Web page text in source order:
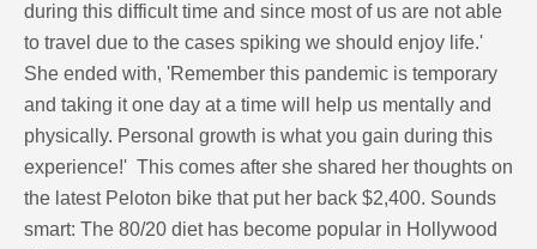
during this difficult time and since most of us are not able
to travel due to the cases spiking we should enjoy life.'
She ended with, 'Remember this pandemic is temporary
and taking it one day at a time will help us mentally and
physically. Personal growth is what you gain during this
experience!' This comes after she shared her thoughts on
the latest Peloton bike that put her back $2,400. Sounds
smart: The 80/20 diet has become popular in Hollywood